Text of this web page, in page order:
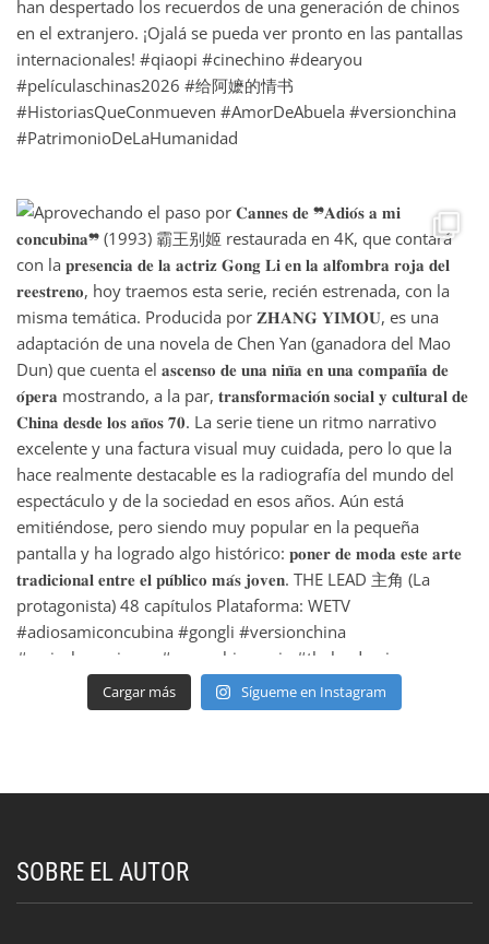
Cargar más Sígueme en Instagram
SOBRE EL AUTOR